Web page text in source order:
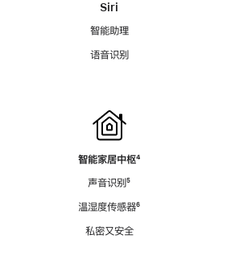
Siri
智能助理
语音识别
智能家居中枢脚
⁴
声音识别脚
⁵
温湿度传感器脚
⁶
私密又安全